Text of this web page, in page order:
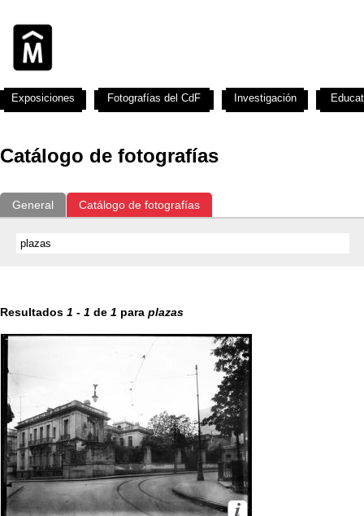
Catálogo de fotografías
General Catálogo de fotografías
Resultados 1 - 1 de 1 para plazas
Exposiciones Fotografías del CdF Investigación